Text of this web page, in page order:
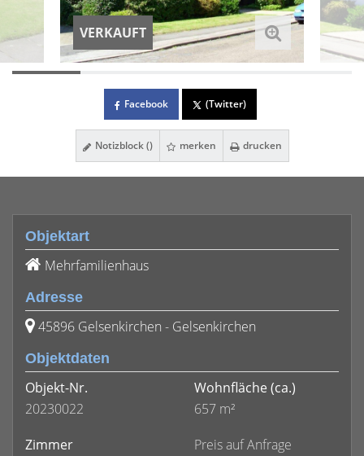
VERKAUFT
Facebook (Twitter)
Notizblock () merken drucken
Objektart
Mehrfamilienhaus
Adresse
45896 Gelsenkirchen - Gelsenkirchen
Objektdaten
Objekt-Nr.
20230022
Wohnfläche (ca.)
657 m²
Zimmer
Preis auf Anfrage